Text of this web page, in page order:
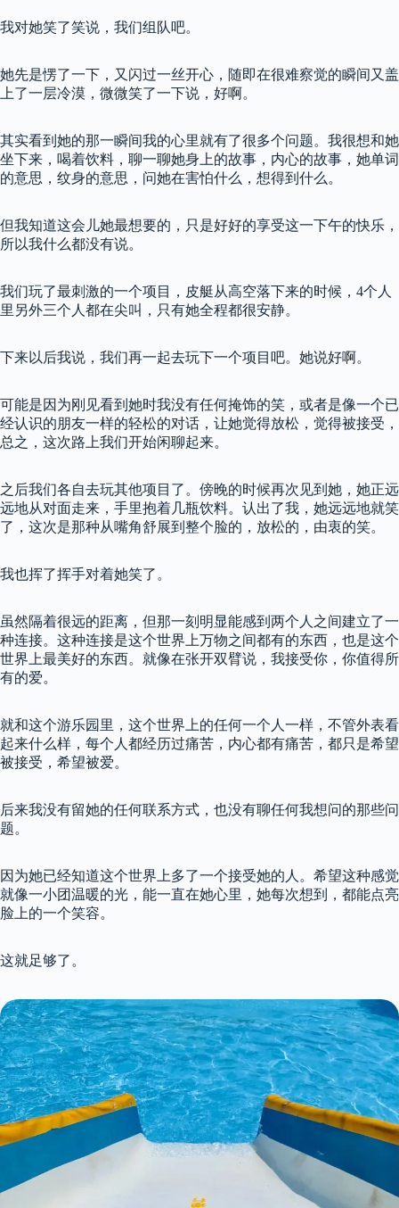
我对她笑了笑说，我们组队吧。
她先是愣了一下，又闪过一丝开心，随即在很难察觉的瞬间又盖
上了一层冷漠，微微笑了一下说，好啊。
其实看到她的那一瞬间我的心里就有了很多个问题。我很想和她
坐下来，喝着饮料，聊一聊她身上的故事，内心的故事，她单词
的意思，纹身的意思，问她在害怕什么，想得到什么。
但我知道这会儿她最想要的，只是好好的享受这一下午的快乐，
所以我什么都没有说。
我们玩了最刺激的一个项目，皮艇从高空落下来的时候，4个人
里另外三个人都在尖叫，只有她全程都很安静。
下来以后我说，我们再一起去玩下一个项目吧。她说好啊。
可能是因为刚见看到她时我没有任何掩饰的笑，或者是像一个已
经认识的朋友一样的轻松的对话，让她觉得放松，觉得被接受，
总之，这次路上我们开始闲聊起来。
之后我们各自去玩其他项目了。傍晚的时候再次见到她，她正远
远地从对面走来，手里抱着几瓶饮料。认出了我，她远远地就笑
了，这次是那种从嘴角舒展到整个脸的，放松的，由衷的笑。
我也挥了挥手对着她笑了。
虽然隔着很远的距离，但那一刻明显能感到两个人之间建立了一
种连接。这种连接是这个世界上万物之间都有的东西，也是这个
世界上最美好的东西。就像在张开双臂说，我接受你，你值得所
有的爱。
就和这个游乐园里，这个世界上的任何一个人一样，不管外表看
起来什么样，每个人都经历过痛苦，内心都有痛苦，都只是希望
被接受，希望被爱。
后来我没有留她的任何联系方式，也没有聊任何我想问的那些问
题。
因为她已经知道这个世界上多了一个接受她的人。希望这种感觉
就像一小团温暖的光，能一直在她心里，她每次想到，都能点亮
脸上的一个笑容。
这就足够了。